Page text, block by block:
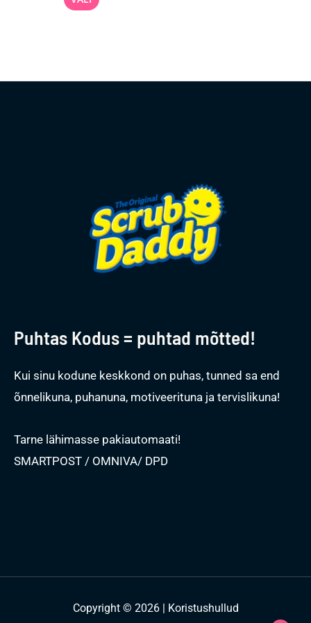
29,90 €.
Puhtas Kodus = puhtad mõtted!
Kui sinu kodune keskkond on puhas, tunned sa end
õnnelikuna, puhanuna, motiveerituna ja tervislikuna!
Tarne lähimasse pakiautomaati!
SMARTPOST / OMNIVA/ DPD
Copyright © 2026 | Koristushullud